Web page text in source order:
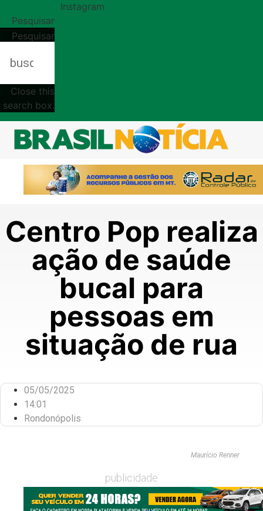
Instagram
Pesquisar
Pesquisar
Close this
search box.
Centro Pop realiza
ação de saúde
bucal para
pessoas em
situação de rua
05/05/2025
14:01
Rondonópolis
Maurício Renner
publicidade